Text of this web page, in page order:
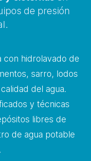
de presión
con hidrolavado de
sarro, lodos
del agua.
y técnicas
libres de
de agua potable